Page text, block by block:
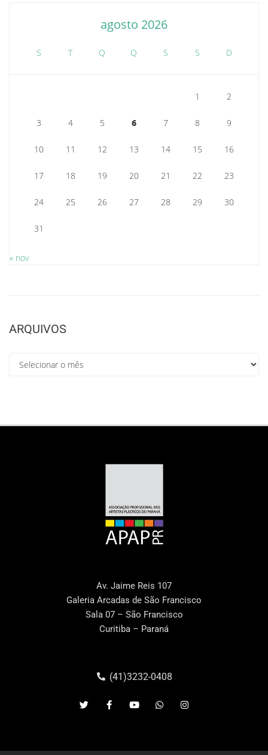
agosto 2026
S T Q Q S S D
1 2
3 4 5 6 7 8 9
10 11 12 13 14 15 16
17 18 19 20 21 22 23
24 25 26 27 28 29 30
31
« nov
ARQUIVOS
Av. Jaime Reis 107
Galeria Arcadas de São Francisco
Sala 07 – São Francisco
Curitiba – Paraná
(41)3232-0408